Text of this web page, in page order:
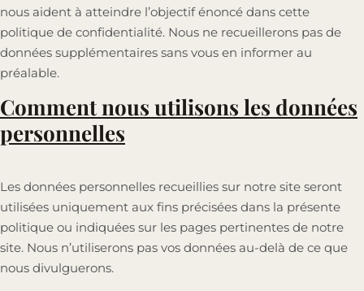
nous aident à atteindre l’objectif énoncé dans cette
politique de confidentialité. Nous ne recueillerons pas de
données supplémentaires sans vous en informer au
préalable.
Comment nous utilisons les données
personnelles
Les données personnelles recueillies sur notre site seront
utilisées uniquement aux fins précisées dans la présente
politique ou indiquées sur les pages pertinentes de notre
site. Nous n’utiliserons pas vos données au-delà de ce que
nous divulguerons.